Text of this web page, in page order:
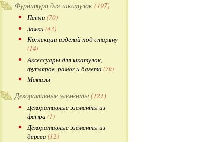
Фурнитура для шкатулок (197)
Петли (70)
Замки (43)
Коллекции изделий под старину
(14)
Аксессуары для шкатулок,
футляров, рамок и багета (70)
Метизы
Декоративные элементы (121)
Декоративные элементы из
фетра (1)
Декоративные элементы из
дерева (12)